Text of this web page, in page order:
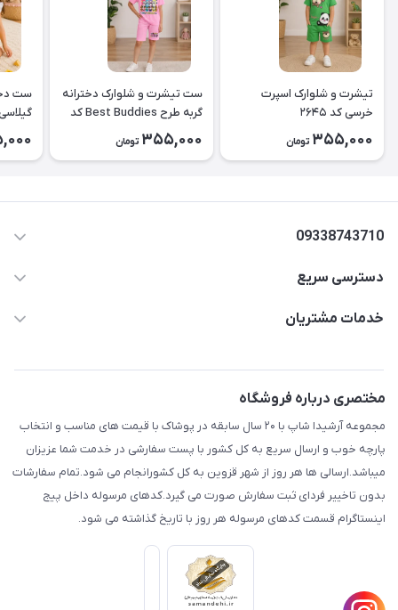
تیشرت و شلوارک اسپرت
خرسی کد ۲۶۴۵
355,000 تومان
ست تیشرت و شلوارک دخترانه
گربه طرح Best Buddies کد
355,000 تومان
ست
09338743710
دسترسی سریع
حساب کاربری
لیست محصولات
درباره ما
تماس با ما
خدمات مشتریان
مختصری درباره فروشگاه
مجموعه آرشیدا شاپ با ۲۰ سال سابقه در پوشاک با قیمت های مناسب و انتخاب
پارچه خوب و ارسال سریع به کل کشور با پست سفارشی در خدمت شما عزیزان
میباشد.ارسالی ها هر روز از شهر قزوین به کل کشورانجام می شود.تمام سفارشات
بدون تاخییر فردای ثبت سفارش صورت می گیرد.کدهای مرسوله داخل پیج
اینستاگرام قسمت کدهای مرسوله هر روز با تاریخ گذاشته می شود.